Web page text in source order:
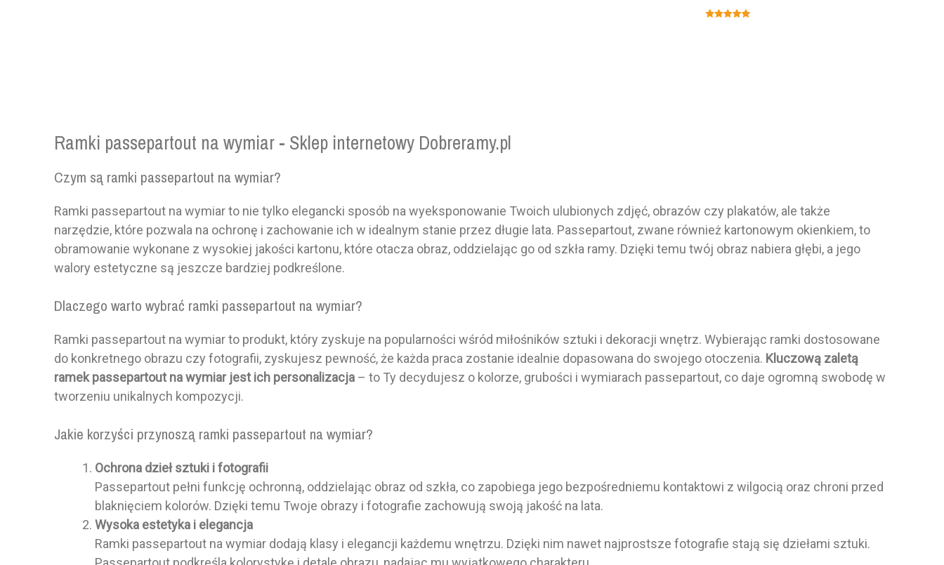
Ramki passepartout na wymiar - Sklep internetowy Dobreramy.pl
Czym są ramki passepartout na wymiar?
Ramki passepartout na wymiar to nie tylko elegancki sposób na wyeksponowanie Twoich ulubionych zdjęć, obrazów czy plakatów, ale także
narzędzie, które pozwala na ochronę i zachowanie ich w idealnym stanie przez długie lata. Passepartout, zwane również kartonowym okienkiem, to
obramowanie wykonane z wysokiej jakości kartonu, które otacza obraz, oddzielając go od szkła ramy. Dzięki temu twój obraz nabiera głębi, a jego
walory estetyczne są jeszcze bardziej podkreślone.
Dlaczego warto wybrać ramki passepartout na wymiar?
Ramki passepartout na wymiar to produkt, który zyskuje na popularności wśród miłośników sztuki i dekoracji wnętrz. Wybierając ramki dostosowane
do konkretnego obrazu czy fotografii, zyskujesz pewność, że każda praca zostanie idealnie dopasowana do swojego otoczenia. Kluczową zaletą
ramek passepartout na wymiar jest ich personalizacja – to Ty decydujesz o kolorze, grubości i wymiarach passepartout, co daje ogromną swobodę w
tworzeniu unikalnych kompozycji.
Jakie korzyści przynoszą ramki passepartout na wymiar?
Ochrona dzieł sztuki i fotografii
Passepartout pełni funkcję ochronną, oddzielając obraz od szkła, co zapobiega jego bezpośredniemu kontaktowi z wilgocią oraz chroni przed
blaknięciem kolorów. Dzięki temu Twoje obrazy i fotografie zachowują swoją jakość na lata.
Wysoka estetyka i elegancja
Ramki passepartout na wymiar dodają klasy i elegancji każdemu wnętrzu. Dzięki nim nawet najprostsze fotografie stają się dziełami sztuki.